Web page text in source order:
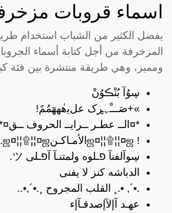
اسماء قروبات
يفضل الكثير من الشباب استخدام
المزخرفة من أجل كتابة أسماء
ومميز، وهي طريقة منتشرة بين فئة
ڛوُآ بُنْڪوُنْ
»+صَـــْہڕک علﯾ̍ھھھٓمُمً!
*¤الــ عطـر ــرايــ الحروف
! ஜ¤¦¦۩¦¦¤ஜالأمـاكـنஜ¤¦¦۩¦¦¤ஜ.
ڛوآلفنآ פـلوه ولمتنـآ آפـلى ツ.
الدباشه كنز لا يفنى
.•´, •.¸ القلب المجروح ¸.•´,•..
عهـد آإلآإصدقـآإء